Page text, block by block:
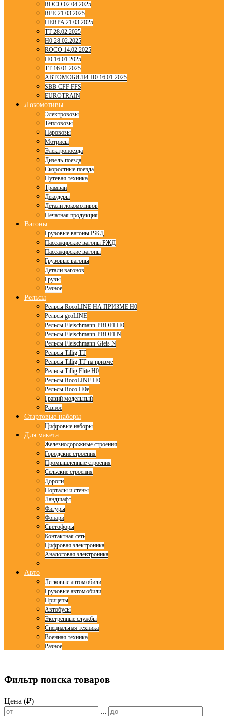
ROCO 02.04.2025
REE 21.03.2025
HERPA 21.03.2025
TT 28.02.2025
H0 28.02.2025
ROCO 14.02.2025
H0 16.01.2025
TT 16.01.2025
АВТОМОБИЛИ H0 16.01.2025
SBB CFF FFS
EUROTRAIN
Локомотивы
Электровозы
Тепловозы
Паровозы
Мотрисы
Электропоезда
Дизель-поезда
Скоростные поезда
Путевая техника
Трамваи
Декодеры
Детали локомотивов
Печатная продукция
Вагоны
Грузовые вагоны РЖД
Пассажирские вагоны РЖД
Пассажирские вагоны
Грузовые вагоны
Детали вагонов
Грузы
Разное
Рельсы
Рельсы RocoLINE НА ПРИЗМЕ H0
Рельсы geoLINE
Рельсы Fleischmann-PROFI H0
Рельсы Fleischmann-PROFI N
Рельсы Fleischmann-Gleis N
Рельсы Tillig TT
Рельсы Tillig TT на призме
Рельсы Tillig Elite H0
Рельсы RocoLINE H0
Рельсы Roco H0e
Гравий модельный
Разное
Стартовые наборы
Цифровые наборы
Для макета
Железнодорожные строения
Городские строения
Промышленные строения
Сельские строения
Дороги
Порталы и стены
Ландшафт
Фигуры
Фонари
Светофоры
Контактная сеть
Цифровая электроника
Аналоговая электроника
Авто
Легковые автомобили
Грузовые автомобили
Прицепы
Автобусы
Экстренные службы
Специальная техника
Военная техника
Разное
Фильтр поиска товаров
Цена (₽)
...